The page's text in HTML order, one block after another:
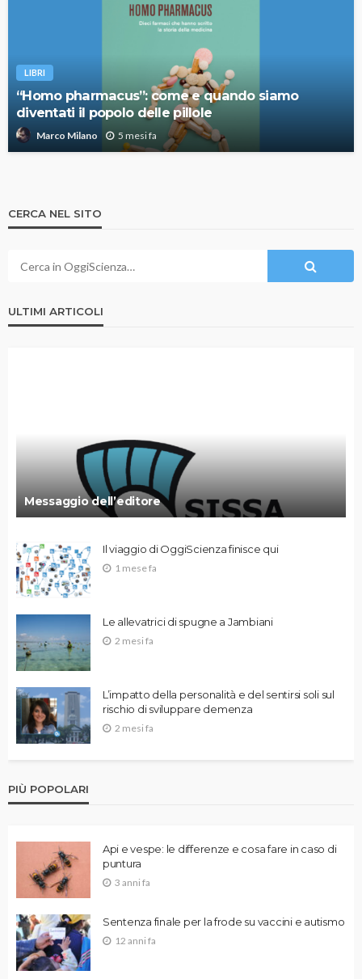
LIBRI
“Homo pharmacus”: come e quando siamo
diventati il popolo delle pillole
Marco Milano 5 mesi fa
CERCA NEL SITO
ULTIMI ARTICOLI
Messaggio dell’editore
Il viaggio di OggiScienza finisce qui
1 mese fa
Le allevatrici di spugne a Jambiani
2 mesi fa
L’impatto della personalità e del sentirsi soli sul
rischio di sviluppare demenza
2 mesi fa
PIÙ POPOLARI
Api e vespe: le differenze e cosa fare in caso di
puntura
3 anni fa
Sentenza finale per la frode su vaccini e autismo
12 anni fa